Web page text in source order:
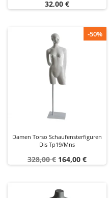
Preis
32,00 €
-50%
Damen Torso Schaufensterfiguren
Dis Tp19/mns
Verkaufspreis
328,00 € Preis
164,00 €